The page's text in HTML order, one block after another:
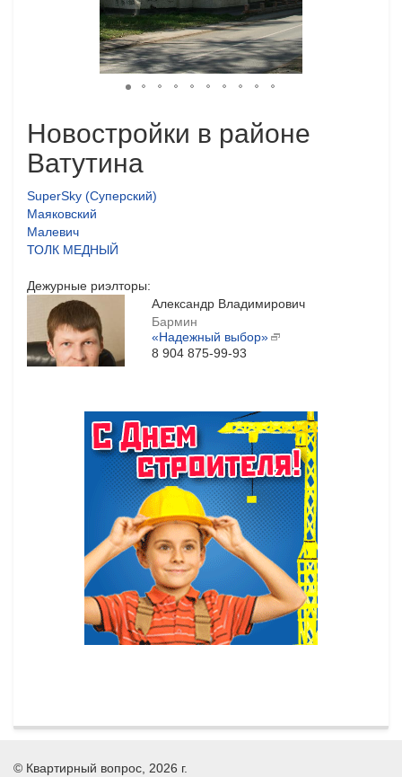
Новостройки в районе
Ватутина
SuperSky (Суперский)
Маяковский
Малевич
ТОЛК МЕДНЫЙ
Дежурные риэлторы:
Александр Владимирович
Бармин
«Надежный выбор»
8 904 875-99-93
© Квартирный вопрос , 2026 г.